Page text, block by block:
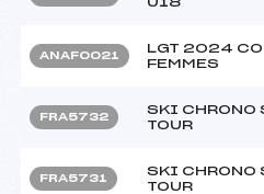
ANAF0021
LGT 2024
FEMMES
FRA5732
SKI CHRONO
TOUR
FRA5731
SKI CHRONO
TOUR